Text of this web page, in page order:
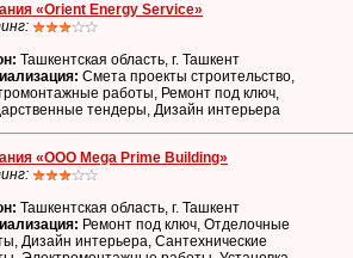
«Orient Energy Service»
Ташкентская область, г. Ташкент
Смета проекты строительство,
работы, Ремонт под ключ,
тендеры, Дизайн интерьера
«OOO Mega Prime Building»
Ташкентская область, г. Ташкент
Ремонт под ключ, Отделочные
Дизайн интерьера, Сантехнические